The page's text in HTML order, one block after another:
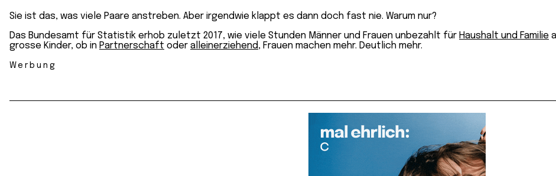
Sie ist das, was viele Paare anstreben. Aber irgendwie klappt es dann doch fast nie. Warum nur?
Das Bundesamt für Statistik erhob zuletzt 2017, wie viele Stunden Männer und Frauen unbezahlt für Haushalt und Familie
grosse Kinder, ob in Partnerschaft oder alleinerziehend, Frauen machen mehr. Deutlich mehr.
Werbung